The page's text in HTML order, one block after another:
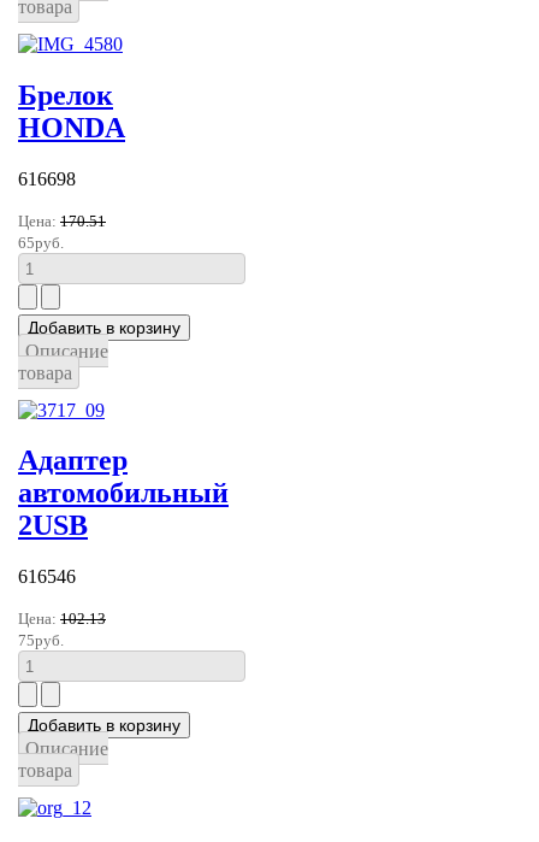
товара
Брелок
HONDA
616698
Цена: 170.51
65руб.
Описание
товара
Адаптер
автомобильный
2USB
616546
Цена: 102.13
75руб.
Описание
товара